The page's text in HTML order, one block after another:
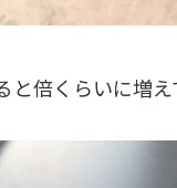
と倍くらいに増